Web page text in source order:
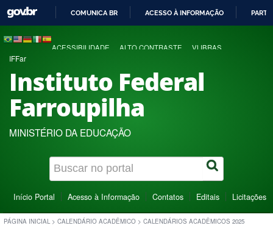
COMUNICA BR ACESSO À INFORMAÇÃO
ACESSIBILIDADE ALTO CONTRASTE VLIBRAS
IFFar
Instituto Federal
Farroupilha
MINISTÉRIO DA EDUCAÇÃO
Início Portal Acesso à Informação Contatos Editais Licitações
PÁGINA INICIAL > CALENDÁRIO ACADÊMICO > CALENDÁRIOS ACADÊMICOS 2025